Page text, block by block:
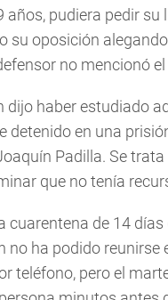
años, pudiera pedir
su oposición
no mencionó
dijo haber estudiado
detenido en una
Padilla. Se
que no tenía
cuarentena de 14
no ha podido reunirse
teléfono, pero el